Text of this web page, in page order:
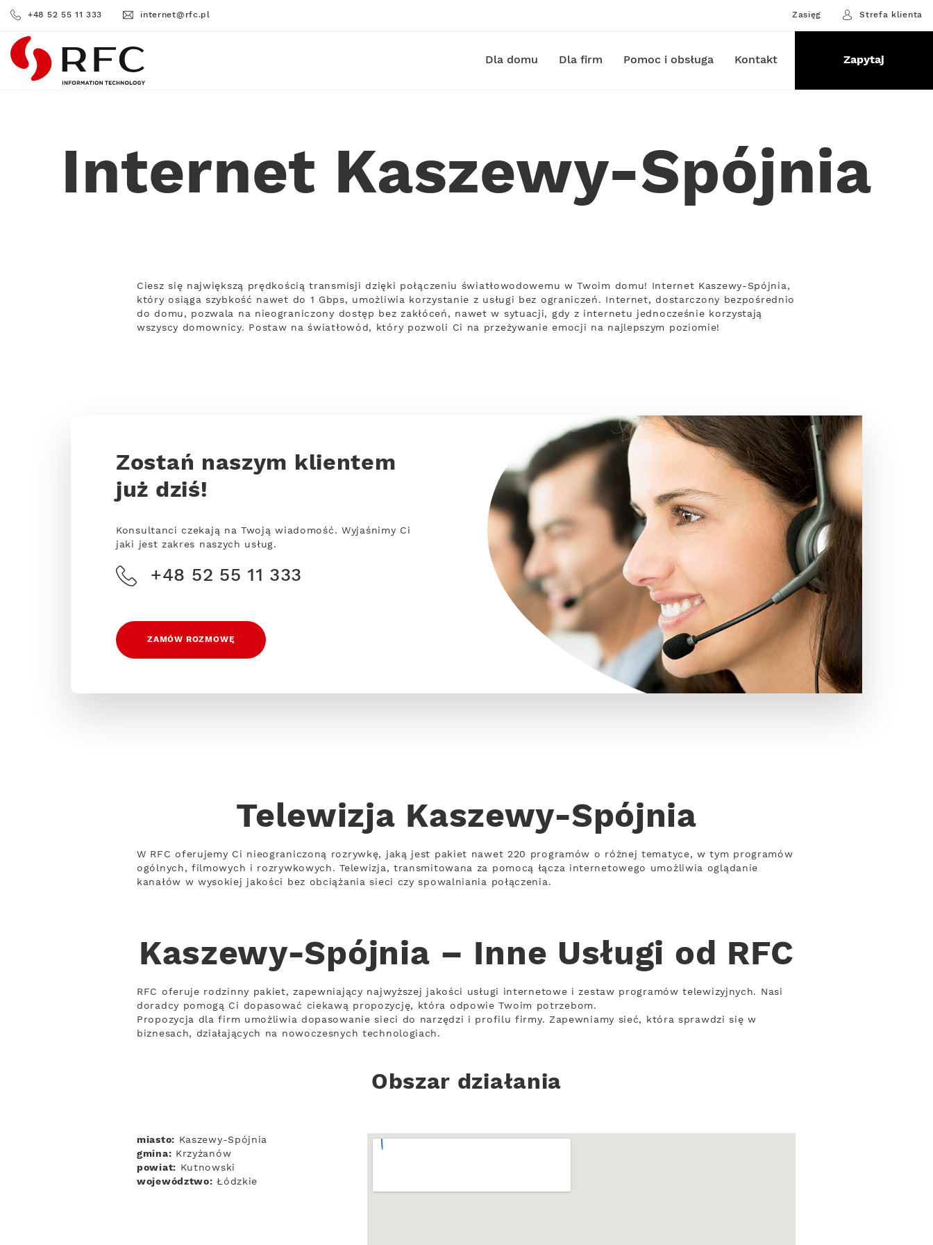
+48 52 55 11 333 internet@rfc.pl Zasięg Strefa klienta
RFC Dla domu Dla firm Pomoc i obsługa Kontakt Zapytaj
Internet Kaszewy-Spójnia
Ciesz się największą prędkością transmisji dzięki połączeniu światłowodowemu w Twoim domu! Internet Kaszewy-Spójnia,
który osiąga szybkość nawet do 1 Gbps, umożliwia korzystanie z usługi bez ograniczeń. Internet, dostarczony bezpośrednio
do domu, pozwala na nieograniczony dostęp bez zakłóceń, nawet w sytuacji, gdy z internetu jednocześnie korzystają
wszyscy domownicy. Postaw na światłowód, który pozwoli Ci na przeżywanie emocji na najlepszym poziomie!
Zostań naszym klientem
już dziś!
Konsultanci czekają na Twoją wiadomość. Wyjaśnimy Ci
jaki jest zakres naszych usług.
+48 52 55 11 333
ZAMÓW ROZMOWĘ
Telewizja Kaszewy-Spójnia
W RFC oferujemy Ci nieograniczoną rozrywkę, jaką jest pakiet nawet 220 programów o różnej tematyce, w tym programów
ogólnych, filmowych i rozrywkowych. Telewizja, transmitowana za pomocą łącza internetowego umożliwia oglądanie
kanałów w wysokiej jakości bez obciążania sieci czy spowalniania połączenia.
Kaszewy-Spójnia – Inne Usługi od RFC
RFC oferuje rodzinny pakiet, zapewniający najwyższej jakości usługi internetowe i zestaw programów telewizyjnych. Nasi
doradcy pomogą Ci dopasować ciekawą propozycję, która odpowie Twoim potrzebom.
Propozycja dla firm umożliwia dopasowanie sieci do narzędzi i profilu firmy. Zapewniamy sieć, która sprawdzi się w
biznesach, działających na nowoczesnych technologiach.
Obszar działania
miasto: Kaszewy-Spójnia
gmina: Krzyżanów
powiat: Kutnowski
województwo: Łódzkie